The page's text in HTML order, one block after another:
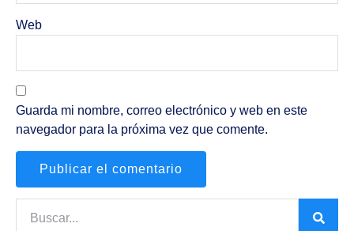
Web
Guarda mi nombre, correo electrónico y web en este
navegador para la próxima vez que comente.